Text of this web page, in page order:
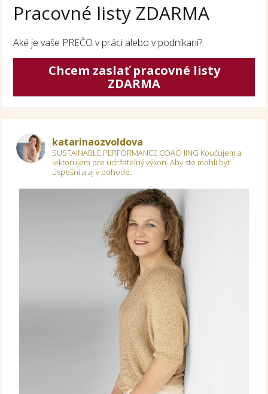
Pracovné listy ZDARMA
Aké je vaše PREČO v práci alebo v podnikaní?
Chcem zaslať pracovné listy
ZDARMA
katarinaozvoldova
SUSTAINABLE PERFORMANCE COACHING Koučujem a
lektorujem pre udržateľný výkon.Aby ste mohli byť
úspešní a aj v pohode.